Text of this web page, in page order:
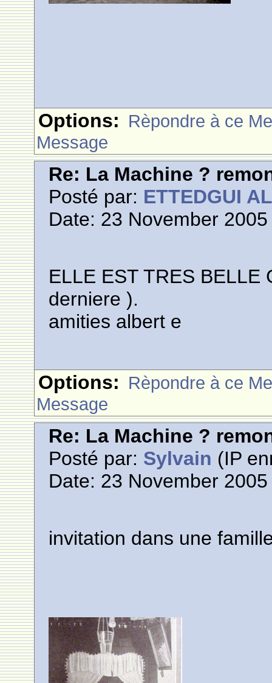
Options: Rèpondre à ce
Message
Re: La Machine ?
Posté par: ETTEDGUI
Date: 23 November
ELLE EST TRES BELLE
derniere ).
amities albert e
Options: Rèpondre à ce
Message
Re: La Machine ?
Posté par: Sylvain (IP
Date: 23 November
invitation dans une